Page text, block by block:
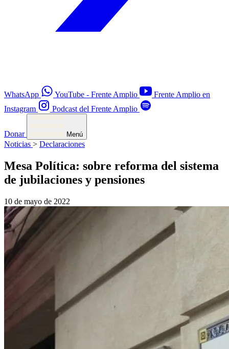
WhatsApp YouTube - Frente Amplio
Frente Amplio en
Instagram
Podcast del Frente Amplio
Donar Menú
Noticias > Declaraciones
Mesa Política: sobre reforma del sistema
de jubilaciones y pensiones
10 de mayo de 2022